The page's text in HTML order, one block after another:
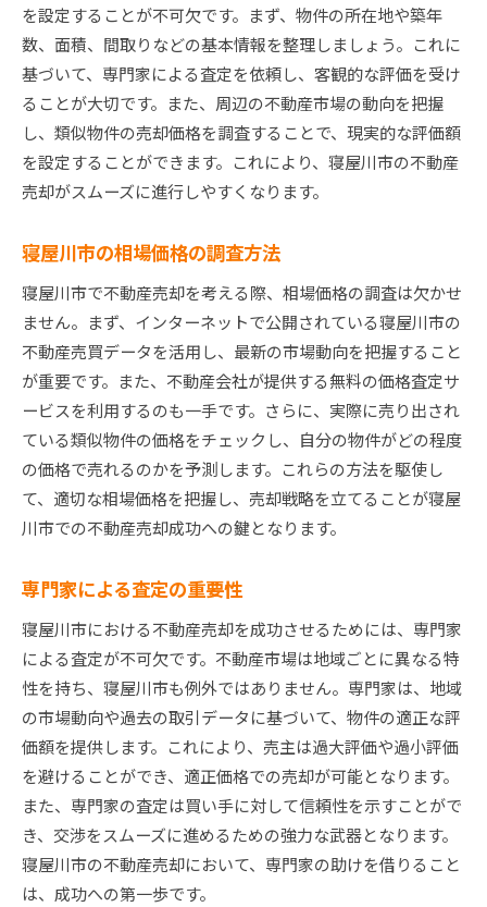
を設定することが不可欠です。まず、物件の所在地や築年
数、面積、間取りなどの基本情報を整理しましょう。これに
基づいて、専門家による査定を依頼し、客観的な評価を受け
ることが大切です。また、周辺の不動産市場の動向を把握
し、類似物件の売却価格を調査することで、現実的な評価額
を設定することができます。これにより、寝屋川市の不動産
売却がスムーズに進行しやすくなります。
寝屋川市の相場価格の調査方法
寝屋川市で不動産売却を考える際、相場価格の調査は欠かせ
ません。まず、インターネットで公開されている寝屋川市の
不動産売買データを活用し、最新の市場動向を把握すること
が重要です。また、不動産会社が提供する無料の価格査定サ
ービスを利用するのも一手です。さらに、実際に売り出され
ている類似物件の価格をチェックし、自分の物件がどの程度
の価格で売れるのかを予測します。これらの方法を駆使し
て、適切な相場価格を把握し、売却戦略を立てることが寝屋
川市での不動産売却成功への鍵となります。
専門家による査定の重要性
寝屋川市における不動産売却を成功させるためには、専門家
による査定が不可欠です。不動産市場は地域ごとに異なる特
性を持ち、寝屋川市も例外ではありません。専門家は、地域
の市場動向や過去の取引データに基づいて、物件の適正な評
価額を提供します。これにより、売主は過大評価や過小評価
を避けることができ、適正価格での売却が可能となります。
また、専門家の査定は買い手に対して信頼性を示すことがで
き、交渉をスムーズに進めるための強力な武器となります。
寝屋川市の不動産売却において、専門家の助けを借りること
は、成功への第一歩です。